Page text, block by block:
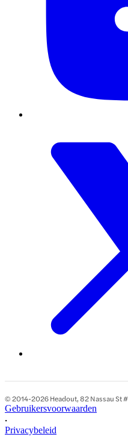
© 2014-2026 Headout, 82 Nassau St
Gebruikersvoorwaarden
•
Privacybeleid